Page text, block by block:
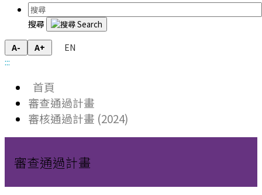
搜尋
A- A+
EN
:::
首頁
審查通過計畫
審核通過計畫 (2024)
審查通過計畫